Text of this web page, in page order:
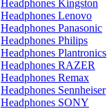
Headphones Kingston
Headphones Lenovo
Headphones Panasonic
Headphones Philips
Headphones Plantronics
Headphones RAZER
Headphones Remax
Headphones Sennheiser
Headphones SONY